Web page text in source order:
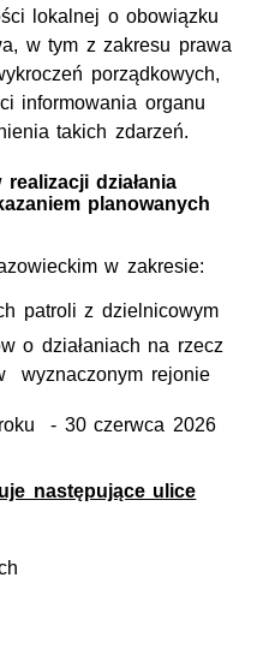
lokalnej o obowiązku
w tym z zakresu prawa
porządkowych,
informowania organu
takich zdarzeń.
działania
planowanych
w zakresie:
patroli z dzielnicowym
o działaniach na rzecz
wyznaczonym rejonie
- 30 czerwca 2026
następujące ulice
Lubelskich